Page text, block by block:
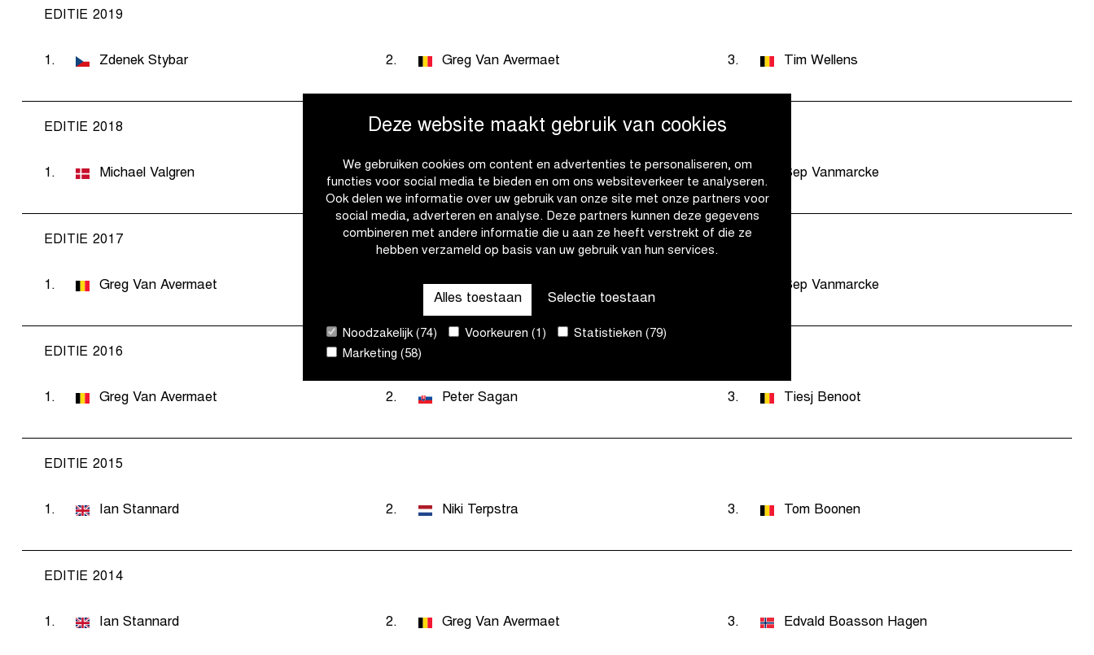
Deze website maakt gebruik van cookies
We gebruiken cookies om content en advertenties te personaliseren, om
functies voor social media te bieden en om ons websiteverkeer te analyseren.
Ook delen we informatie over uw gebruik van onze site met onze partners voor
social media, adverteren en analyse. Deze partners kunnen deze gegevens
combineren met andere informatie die u aan ze heeft verstrekt of die ze
hebben verzameld op basis van uw gebruik van hun services.
Alles toestaan Selectie toestaan
Noodzakelijk (74) Voorkeuren (1)
Statistieken (79)
Marketing (58)
EDITIE 2019
1. Zdenek Stybar 2. Greg Van Avermaet 3. Tim Wellens
EDITIE 2018
1. Michael Valgren Lukasz Wisniowski 3. Sep Vanmarcke
EDITIE 2017
1. Greg Van Avermaet Peter Sagan Sep Vanmarcke
EDITIE 2016
1. Greg Van Avermaet 2. Peter Sagan 3. Tiesj Benoot
EDITIE 2015
1. Ian Stannard 2. Niki Terpstra 3. Tom Boonen
EDITIE 2014
1. Ian Stannard 2. Greg Van Avermaet 3. Edvald Boasson Hagen